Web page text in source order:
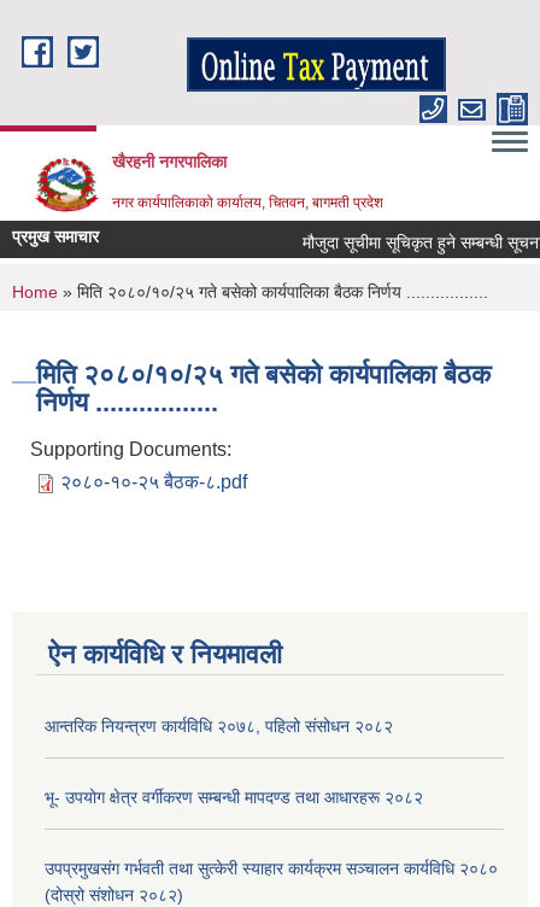
खैरहनी नगरपालिका
नगर कार्यपालिकाको कार्यालय, चितवन, बागमती प्रदेश
प्रमुख समाचार मौजुदा सूचीमा सूचिकृत हुने सम्बन्धी सूचना ।
You are here
Home » मिति २०८०/१०/२५ गते बसेको कार्यपालिका बैठक निर्णय .................
मिति २०८०/१०/२५ गते बसेको कार्यपालिका बैठक
निर्णय .................
Supporting Documents:
२०८०-१०-२५ बैठक-८.pdf
ऐन कार्यविधि र नियमावली
आन्तरिक नियन्त्रण कार्यविधि २०७८, पहिलो संसोधन २०८२
भू- उपयोग क्षेत्र वर्गीकरण सम्बन्धी मापदण्ड तथा आधारहरू २०८२
उपप्रमुखसंग गर्भवती तथा सुत्केरी स्याहार कार्यक्रम सञ्चालन कार्यविधि २०८०
(दोस्रो संशोधन २०८२)